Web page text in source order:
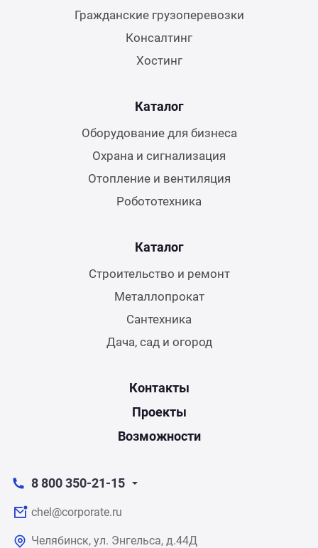
Гражданские грузоперевозки
Консалтинг
Хостинг
Каталог
Оборудование для бизнеса
Охрана и сигнализация
Отопление и вентиляция
Робототехника
Каталог
Строительство и ремонт
Металлопрокат
Сантехника
Дача, сад и огород
Контакты
Проекты
Возможности
8 800 350-21-15
chel@corporate.ru
Челябинск, ул. Энгельса, д.44Д